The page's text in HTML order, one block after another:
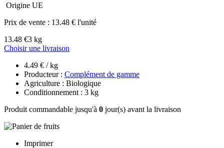
Origine UE
Prix de vente : 13.48 € l'unité
13.48 €3 kg
Choisir une livraison
4.49 € / kg
Producteur : Complément de gamme
Agriculture : Biologique
Conditionnement : 3 kg
Produit commandable jusqu'à 0 jour(s) avant la livraison
Imprimer